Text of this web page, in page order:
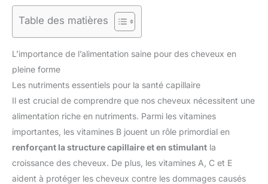
Table des matières
L’importance de l’alimentation saine pour des cheveux en
pleine forme
Les nutriments essentiels pour la santé capillaire
Il est crucial de comprendre que nos cheveux nécessitent une
alimentation riche en nutriments. Parmi les vitamines
importantes, les vitamines B jouent un rôle primordial en
renforçant la structure capillaire et en stimulant la
croissance des cheveux. De plus, les vitamines A, C et E
aident à protéger les cheveux contre les dommages causés